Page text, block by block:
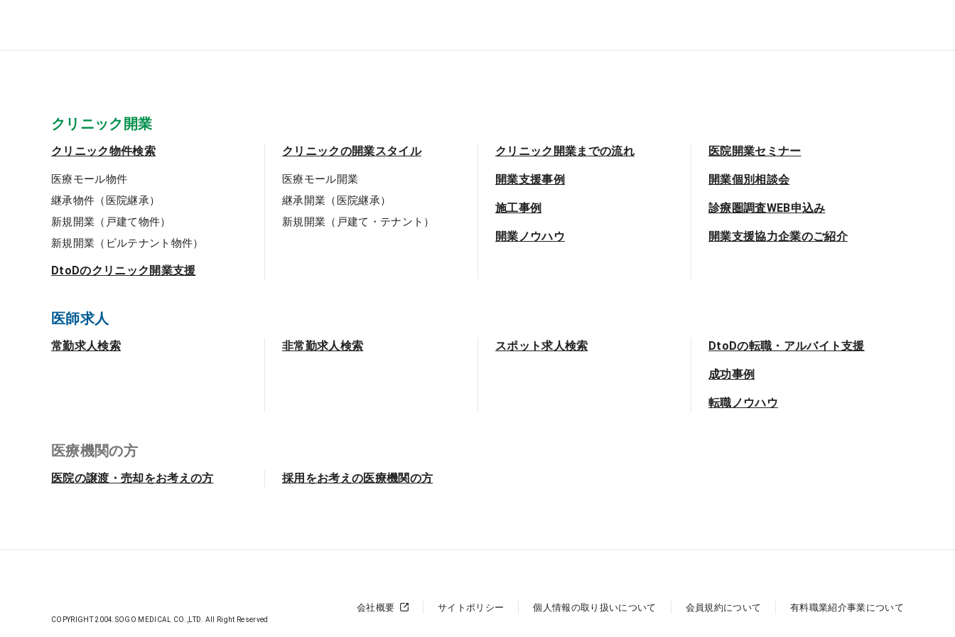
クリニック開業
クリニック物件検索
医療モール物件
継承物件（医院継承）
新規開業（戸建て物件）
新規開業（ビルテナント物件）
DtoDのクリニック開業支援
クリニックの開業スタイル
医療モール開業
継承開業（医院継承）
新規開業（戸建て・テナント）
クリニック開業までの流れ
開業支援事例
施工事例
開業ノウハウ
医院開業セミナー
開業個別相談会
診療圏調査WEB申込み
開業支援協力企業のご紹介
医師求人
常勤求人検索 非常勤求人検索 スポット求人検索 DtoDの転職・アルバイト支援
成功事例
転職ノウハウ
医療機関の方
医院の譲渡・売却をお考えの方 採用をお考えの医療機関の方
会社概要 サイトポリシー 個人情報の取り扱いについて 会員規約について 有料職業紹介事業について
COPYRIGHT 2004.SOGO MEDICAL CO.,LTD. All Right Reserved